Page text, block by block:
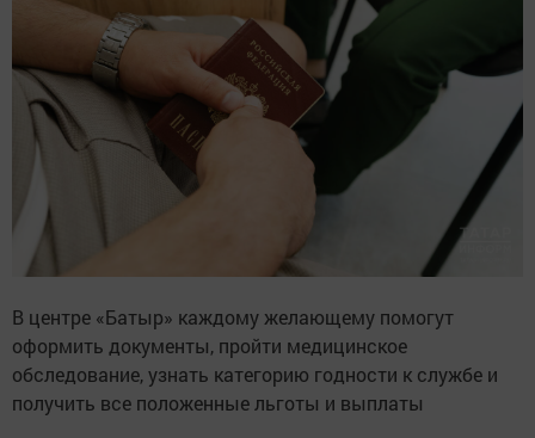
В центре «Батыр» каждому желающему помогут
оформить документы, пройти медицинское
обследование, узнать категорию годности к службе и
получить все положенные льготы и выплаты